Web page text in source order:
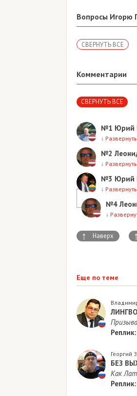
Вопросы Игорю
СВЕРНУТЬ ВСЕ
Комментарии
СВЕРНУТЬ ВСЕ
№1 Юрий
↓ Развернуть
№2
↓ Развернуть
№3 Юрий
↓ Развернуть
№4
↓
↑ Наверх ↑
Еще по теме
Реплик:
Георгий
БЕЗ
Как
Реплик: